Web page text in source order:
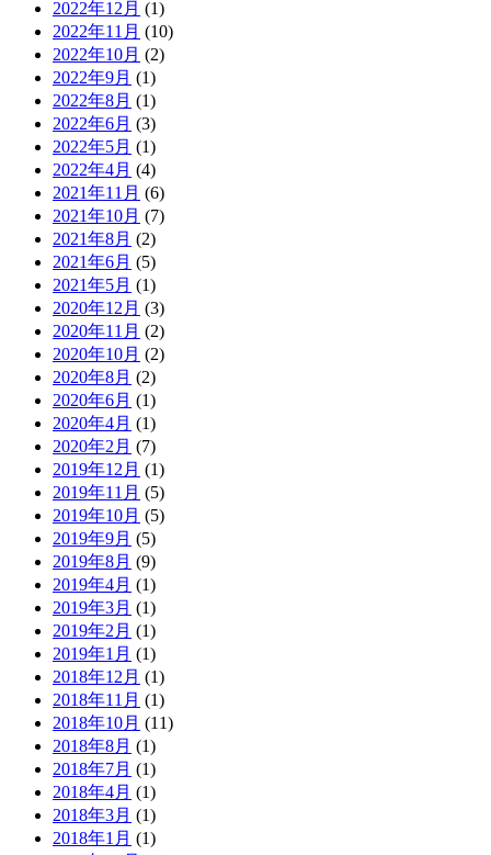
2022年12月 (1)
2022年11月 (10)
2022年10月 (2)
2022年9月 (1)
2022年8月 (1)
2022年6月 (3)
2022年5月 (1)
2022年4月 (4)
2021年11月 (6)
2021年10月 (7)
2021年8月 (2)
2021年6月 (5)
2021年5月 (1)
2020年12月 (3)
2020年11月 (2)
2020年10月 (2)
2020年8月 (2)
2020年6月 (1)
2020年4月 (1)
2020年2月 (7)
2019年12月 (1)
2019年11月 (5)
2019年10月 (5)
2019年9月 (5)
2019年8月 (9)
2019年4月 (1)
2019年3月 (1)
2019年2月 (1)
2019年1月 (1)
2018年12月 (1)
2018年11月 (1)
2018年10月 (11)
2018年8月 (1)
2018年7月 (1)
2018年4月 (1)
2018年3月 (1)
2018年1月 (1)